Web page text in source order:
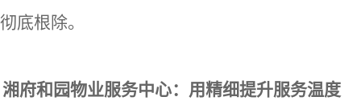
彻底根除。
湘府和园物业服务中心：用精细提升服务温度